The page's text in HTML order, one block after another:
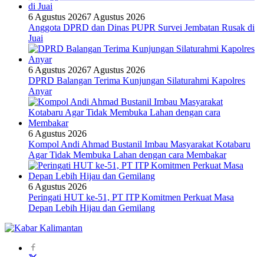
6 Agustus 20267 Agustus 2026
Anggota DPRD dan Dinas PUPR Survei Jembatan Rusak di
Juai
6 Agustus 20267 Agustus 2026
DPRD Balangan Terima Kunjungan Silaturahmi Kapolres
Anyar
6 Agustus 2026
Kompol Andi Ahmad Bustanil Imbau Masyarakat Kotabaru
Agar Tidak Membuka Lahan dengan cara Membakar
6 Agustus 2026
Peringati HUT ke-51, PT ITP Komitmen Perkuat Masa
Depan Lebih Hijau dan Gemilang